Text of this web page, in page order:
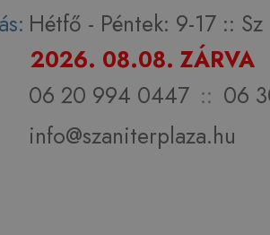
Hétfő - Péntek: 9-17 :: Sz
2026. 08.08. ZÁRVA
06 20 994 0447 :: 06
info@szaniterplaza.hu